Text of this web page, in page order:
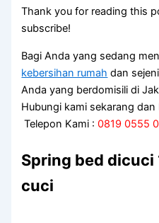
Thank you for reading this
subscribe!
Bagi Anda yang sedang
kebersihan rumah dan
Anda yang berdomisili di
Hubungi kami sekarang
Telepon Kami :0819 0555
Spring bed dicuci
cuci